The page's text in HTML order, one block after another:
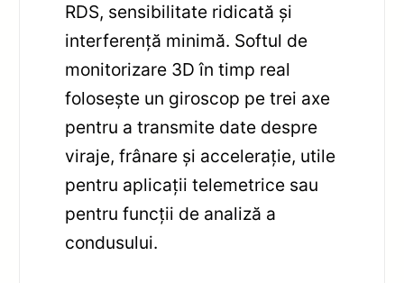
RDS, sensibilitate ridicată și
interferență minimă. Softul de
monitorizare 3D în timp real
folosește un giroscop pe trei axe
pentru a transmite date despre
viraje, frânare și accelerație, utile
pentru aplicații telemetrice sau
pentru funcții de analiză a
condusului.